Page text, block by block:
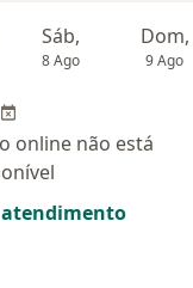
Sáb,
8 Ago
Dom,
9 Ago
online não está